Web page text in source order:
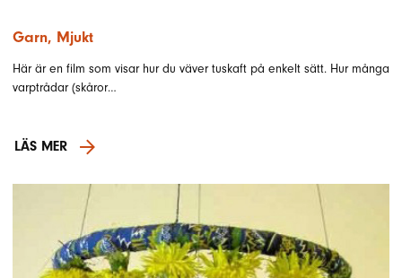
Garn, Mjukt
Här är en film som visar hur du väver tuskaft på enkelt sätt. Hur många
varptrådar (skåror…
LÄS MER